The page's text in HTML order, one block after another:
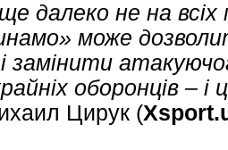
далеко не на всіх
може
оборонців –
Цирук (